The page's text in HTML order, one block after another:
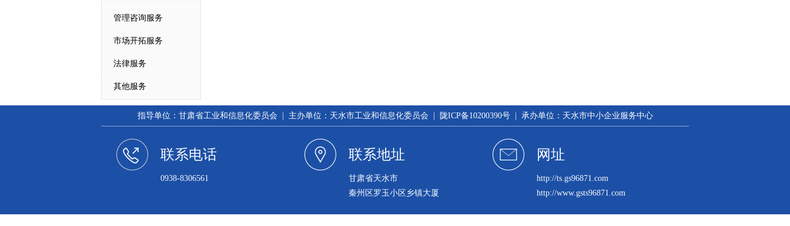
管理咨询服务
市场开拓服务
法律服务
其他服务
指导单位：甘肃省工业和信息化委员会 | 主办单位：天水市工业和信息化委员会 | 陇ICP备10200390号 | 承办单位：天水市中小企业服务中心
联系电话
0938-8306561
联系地址
甘肃省天水市
秦州区罗玉小区乡镇大厦
网址
http://ts.gs96871.com
http://www.gsts96871.com